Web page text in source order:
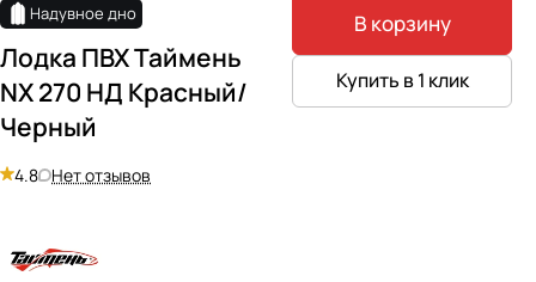
Надувное дно
Лодка ПВХ Таймень
NX 270 НД Красный/
Черный
4.8 Нет отзывов
В корзину
Купить в 1 клик